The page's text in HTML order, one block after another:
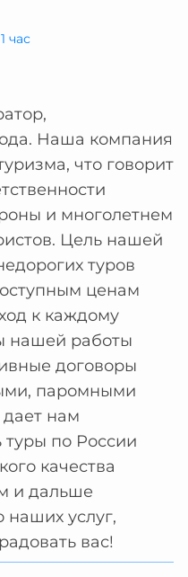
1 час
Наша компания
что говорит
и многолетнем
Цель нашей
туров
ценам
к каждому
нашей работы
договоры
паромными
нам
туры по России
качества
и дальше
наших услуг,
вас!